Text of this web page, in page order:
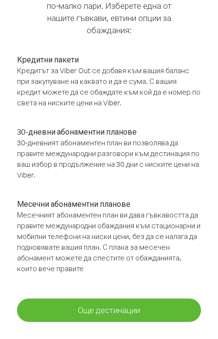
по-малко пари. Изберете една от
нашите гъвкави, евтини опции за
обаждания:
Кредитни пакети
Кредитът за Viber Out се добавя към вашия баланс
при закупуване на каквато и да е сума. С вашия
кредит можете да се обаждате към кой да е номер по
света на ниските цени на Viber.
30-дневни абонаментни планове
30-дневният абонаментен план ви позволява да
правите международни разговори към дестинация по
ваш избор в продължение на 30 дни с ниските цени на
Viber.
Месечни абонаментни планове
Месечният абонаментен план ви дава гъвкавостта да
правите международни обаждания към стационарни и
мобилни телефони на ниски цени, без да се налага да
подновявате вашия план. С плана за месечен
абонамент можете да спестите от обажданията,
които вече правите
Още дестинации